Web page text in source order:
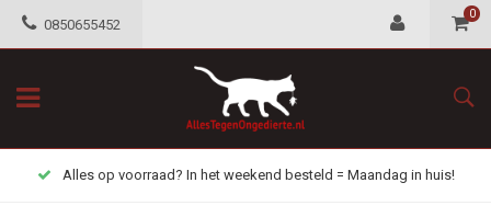
0850655452
0
Alles op voorraad? In het weekend besteld = Maandag in huis!